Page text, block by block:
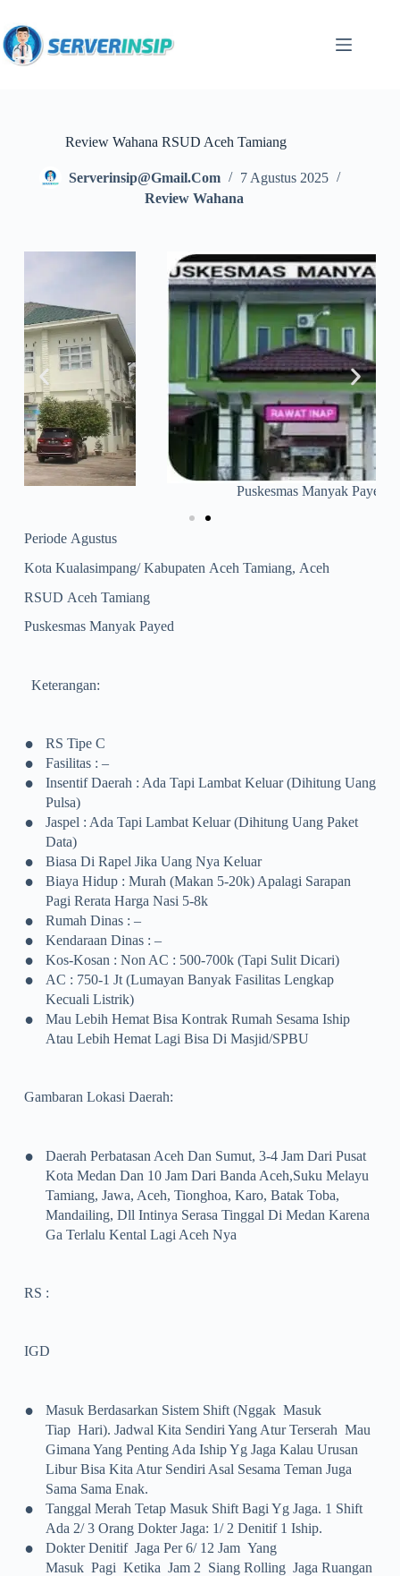
Review Wahana RSUD Aceh Tamiang
Serverinsip@gmail.com
7 Agustus 2025
Review Wahana
Puskesmas Manyak Payed
Periode Agustus
Kota Kualasimpang/ Kabupaten Aceh Tamiang, Aceh
RSUD Aceh Tamiang
Puskesmas Manyak Payed
Keterangan:
• RS Tipe C
• Fasilitas : –
•
Insentif Daerah : Ada Tapi Lambat Keluar (dihitung Uang
Pulsa)
•
Jaspel : Ada Tapi Lambat Keluar (dihitung Uang Paket
Data)
• Biasa Di Rapel Jika Uang Nya Keluar
•
Biaya Hidup : Murah (makan 5-20k) Apalagi Sarapan
Pagi Rerata Harga Nasi 5-8k
• Rumah Dinas : –
• Kendaraan Dinas : –
• Kos-Kosan : Non AC : 500-700k (tapi Sulit Dicari)
•
AC : 750-1 Jt (lumayan Banyak Fasilitas Lengkap
Kecuali Listrik)
•
Mau Lebih Hemat Bisa Kontrak Rumah Sesama Iship
Atau Lebih Hemat Lagi Bisa Di Masjid/SPBU
Gambaran Lokasi Daerah:
•
Daerah Perbatasan Aceh Dan Sumut, 3-4 Jam Dari Pusat
Kota Medan Dan 10 Jam Dari Banda Aceh,suku Melayu
Tamiang, Jawa, Aceh, Tionghoa, Karo, Batak Toba,
Mandailing, Dll Intinya Serasa Tinggal Di Medan Karena
Ga Terlalu Kental Lagi Aceh Nya
RS :
IGD
•
Masuk Berdasarkan Sistem Shift (nggak Masuk
Tiap Hari). Jadwal Kita Sendiri Yang Atur Terserah Mau
Gimana Yang Penting Ada Iship Yg Jaga Kalau Urusan
Libur Bisa Kita Atur Sendiri Asal Sesama Teman Juga
Sama Sama Enak.
•
Tanggal Merah Tetap Masuk Shift Bagi Yg Jaga. 1 Shift
Ada 2/ 3 Orang Dokter Jaga: 1/ 2 Denitif 1 Iship.
•
Dokter Denitif Jaga Per 6/ 12 Jam Yang
Masuk Pagi Ketika Jam 2 Siang Rolling Jaga Ruangan